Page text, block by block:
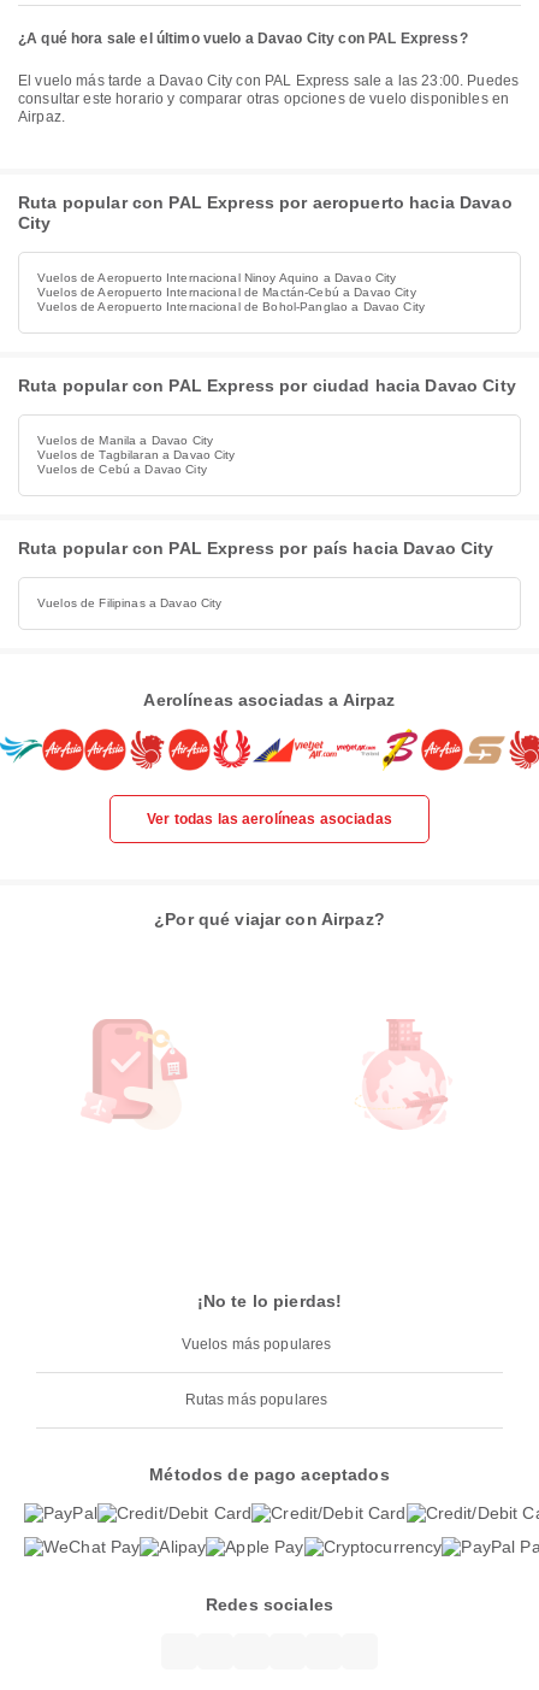
¿A qué hora sale el último vuelo a Davao City con PAL Express?
El vuelo más tarde a Davao City con PAL Express sale a las 23:00. Puedes
consultar este horario y comparar otras opciones de vuelo disponibles en
Airpaz.
Ruta popular con PAL Express por aeropuerto hacia Davao
City
Vuelos de Aeropuerto Internacional Ninoy Aquino a Davao City
Vuelos de Aeropuerto Internacional de Mactán-Cebú a Davao City
Vuelos de Aeropuerto Internacional de Bohol-Panglao a Davao City
Ruta popular con PAL Express por ciudad hacia Davao City
Vuelos de Manila a Davao City
Vuelos de Tagbilaran a Davao City
Vuelos de Cebú a Davao City
Ruta popular con PAL Express por país hacia Davao City
Vuelos de Filipinas a Davao City
Aerolíneas asociadas a Airpaz
Ver todas las aerolíneas asociadas
¿Por qué viajar con Airpaz?
¡No te lo pierdas!
Vuelos más populares
Rutas más populares
Métodos de pago aceptados
Redes sociales